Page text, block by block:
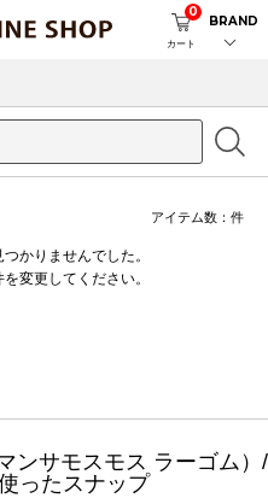
カート
0
BRAND
アイテム数： 件
かりませんでした。
変更してください。
ンサモスモス ラーゴム）/
ったスナップ